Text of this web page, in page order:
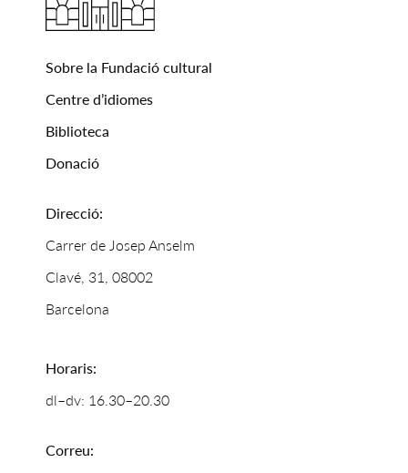
Sobre la Fundació cultural
Centre d’idiomes
Biblioteca
Donació
Direcció:
Carrer de Josep Anselm
Clavé, 31, 08002
Barcelona
Horaris:
dl–dv: 16.30–20.30
Correu: